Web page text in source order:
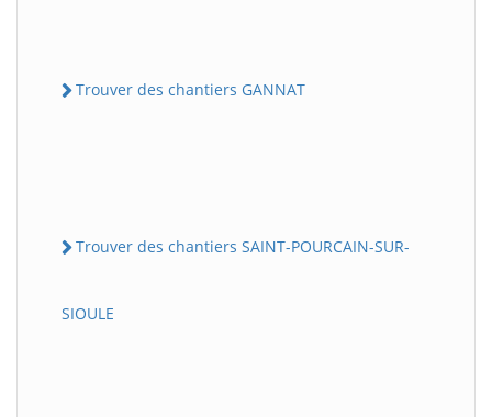
Trouver des chantiers GANNAT
Trouver des chantiers SAINT-POURCAIN-SUR-
SIOULE